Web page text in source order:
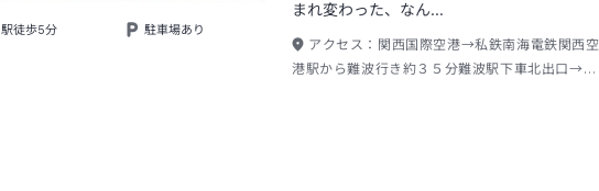
駅徒歩5分 駐車場あり
まれ変わった、なん…
アクセス： 関西国際空港→私鉄南海電鉄関西空
港駅から難波行き約３５分難波駅下車北出口→徒